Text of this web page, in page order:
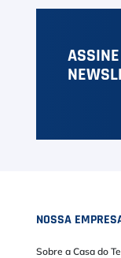
NOSSA
Sobre a Casa do